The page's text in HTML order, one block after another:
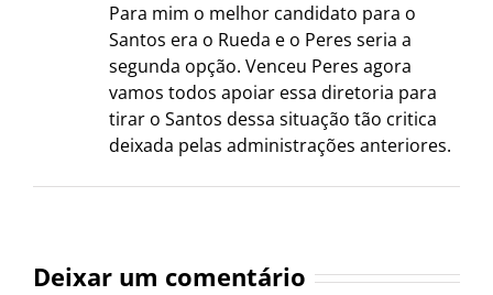
Para mim o melhor candidato para o
Santos era o Rueda e o Peres seria a
segunda opção. Venceu Peres agora
vamos todos apoiar essa diretoria para
tirar o Santos dessa situação tão critica
deixada pelas administrações anteriores.
Deixar um comentário